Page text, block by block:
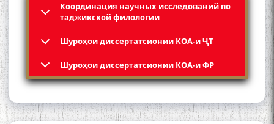
Координация научных исследований по
таджикской филологии
Шyроҳои диссертатсионии КОА-и ҶТ
Шyроҳои диссертатсионии КОА-и ФР
Кадамчо Худои Шарифзода